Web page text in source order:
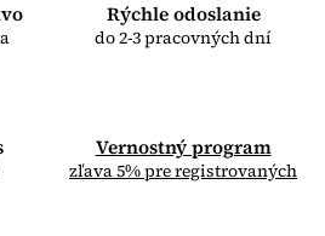
Rýchle odoslanie
do 2-3 pracovných dní
Vernostný program
zľava 5% pre registrovaných